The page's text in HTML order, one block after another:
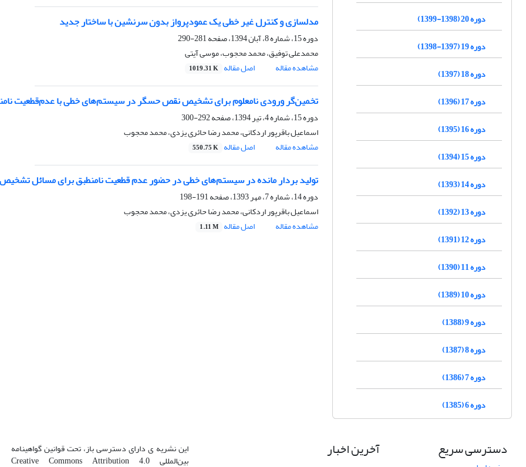
مدلسازی و کنترل غیر خطی یک عمودپرواز بدون سرنشین با ساختار جدید
دوره 15، شماره 8، آبان 1394، صفحه
281-290
محمدعلی توفیق، محمد محجوب، موسی آیتی
مشاهده مقاله
اصل مقاله 1019.31 K
تخمین‌گر ورودی نامعلوم برای تشخیص نقص حسگر در سیستم‌های خطی با عدم‌‌قطعیت
دوره 15، شماره 4، تیر 1394، صفحه
292-300
اسماعیل باقرپور اردکانی، محمد رضا حائری یزدی، محمد محجوب
مشاهده مقاله
اصل مقاله 550.75 K
تولید بردار مانده در سیستم‌های خطی در حضور عدم ‌قطعیت نامنطبق برای مسائل
دوره 14، شماره 7، مهر 1393، صفحه
191-198
اسماعیل باقرپور اردکانی، محمد رضا حائری یزدی، محمد محجوب
مشاهده مقاله
اصل مقاله 1.11 M
دوره 20 (1398-1399)
دوره 19 (1397-1398)
دوره 18 (1397)
دوره 17 (1396)
دوره 16 (1395)
دوره 15 (1394)
دوره 14 (1393)
دوره 13 (1392)
دوره 12 (1391)
دوره 11 (1390)
دوره 10 (1389)
دوره 9 (1388)
دوره 8 (1387)
دوره 7 (1386)
دوره 6 (1385)
دسترسی سریع آخرین اخبار این نشریه ی دارای دسترسی باز، تحت قوانین گواهینامه
بین‌المللی Creative Commons Attribution 4.0